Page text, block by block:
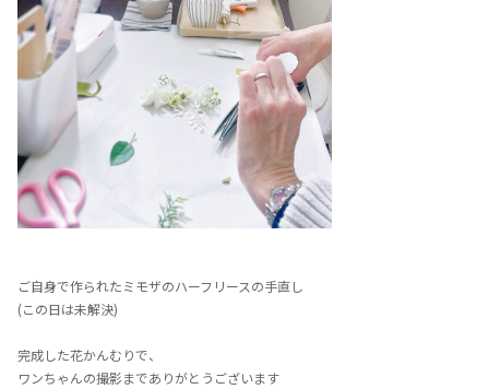
ご自身で作られたミモザのハーフリースの手直し
(この日は未解決)
完成した花かんむりで、
ワンちゃんの撮影までありがとうございます